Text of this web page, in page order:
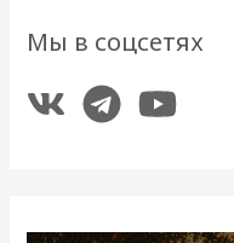
Мы в соцсетях